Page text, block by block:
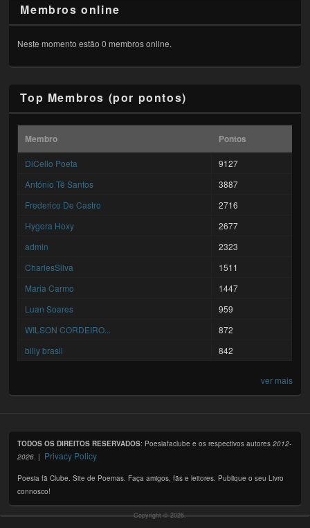
Membros online
Neste momento estão 0 membros online.
Top Membros (por pontos)
Membro Pontos
DiCello Poeta
9127
António Tê Santos
3887
Frederico De Castro
2716
Hygora Hoxy
2677
admin
2323
CharlesSilva
1511
Maria Carmo
1447
Luan Soares
959
WILSON CORDEIRO...
872
billy brasil
842
ver mais
TODOS OS DIREITOS RESERVADOS: Poesiafaclube e os respectivos autores2012-
2026 . | Privacy Policy
Poesia fã Clube. Site de Poemas. Faça amigos, fãs e leitores. Publique o seu Livro
connosco!
Copyright © 2026,